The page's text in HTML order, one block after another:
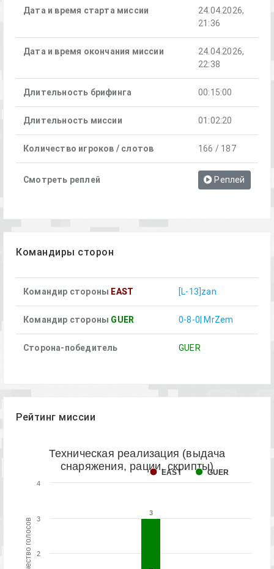
Дата и время старта миссии
24.04.2026,
21:36
Дата и время окончания миссии
24.04.2026,
22:38
Длительность брифинга 00:15:00
Длительность миссии 01:02:20
Количество игроков / слотов 166 / 187
Смотреть реплей Реплей
Командиры сторон
Командир стороны EAST [L-13]zan
Командир стороны GUER 0-8-0| MrZem
Сторона-победитель GUER
Рейтинг миссии
Количество голосов
Техническая реализация (выдача
снаряжения, рации, скрипты)
3
3
EAST GUER
2
3
4